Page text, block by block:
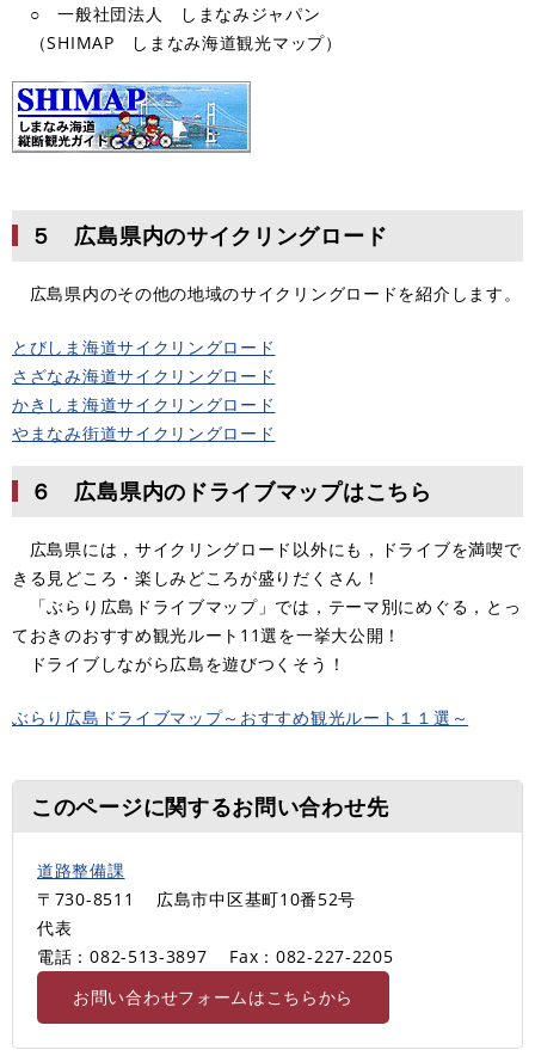
○ 一般社団法人 しまなみジャパン
（SHIMAP しまなみ海道観光マップ）
５ 広島県内のサイクリングロード
広島県内のその他の地域のサイクリングロードを紹介します。
とびしま海道サイクリングロード
さざなみ海道サイクリングロード
かきしま海道サイクリングロード
やまなみ街道サイクリングロード
６ 広島県内のドライブマップはこちら
広島県には，サイクリングロード以外にも，ドライブを満喫で
きる見どころ・楽しみどころが盛りだくさん！
「ぶらり広島ドライブマップ」では，テーマ別にめぐる，とっ
ておきのおすすめ観光ルート11選を一挙大公開！
ドライブしながら広島を遊びつくそう！
ぶらり広島ドライブマップ～おすすめ観光ルート１１選～
このページに関するお問い合わせ先
道路整備課
〒730-8511
広島市中区基町10番52号
代表
電話：082-513-3897
Fax：082-227-2205
お問い合わせフォームはこちらから